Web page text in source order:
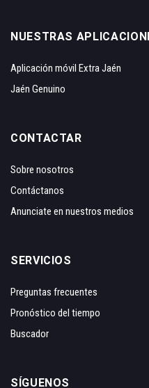
NUESTRAS
Aplicación móvil Extra Jaén
Jaén Genuino
CONTACTAR
Sobre nosotros
Contáctanos
Anunciate en nuestros medios
SERVICIOS
Preguntas frecuentes
Pronóstico del tiempo
Buscador
SÍGUENOS